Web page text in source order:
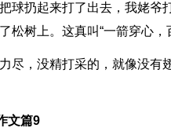
球扔起来打了出去，我姥爷
松树上。这真叫“一箭穿心，
尽，没精打采的，就像没有
文篇9